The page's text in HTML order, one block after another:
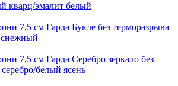
кварц/эмалит белый
7,5 см Гарда Букле без терморазрыва
снежный
7,5 см Гарда Серебро зеркало без
белый ясень